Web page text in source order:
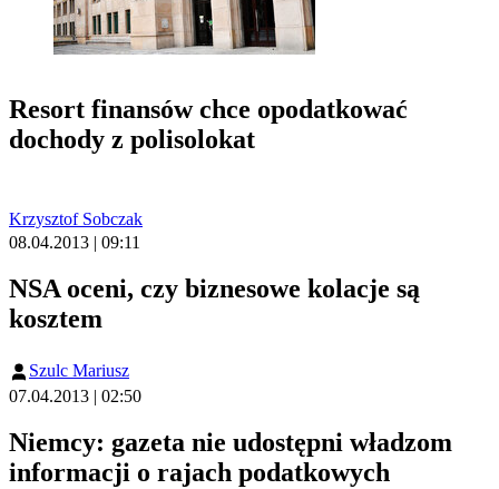
Resort finansów chce opodatkować
dochody z polisolokat
Krzysztof Sobczak
08.04.2013 | 09:11
NSA oceni, czy biznesowe kolacje są
kosztem
Szulc Mariusz
07.04.2013 | 02:50
Niemcy: gazeta nie udostępni władzom
informacji o rajach podatkowych